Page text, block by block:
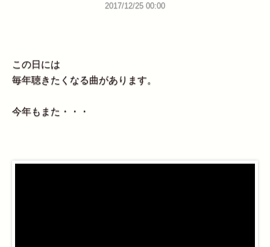
2017/12/25 00:00
この日には
毎年聴きたくなる曲があります。
今年もまた・・・